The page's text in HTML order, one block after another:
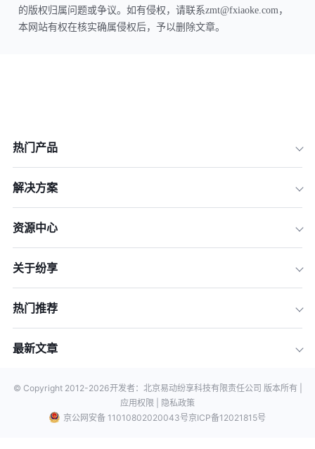
的版权归属问题或争议。如有侵权，请联系zmt@fxiaoke.com，
本网站有权在核实确属侵权后，予以删除文章。
热门产品
解决方案
资源中心
关于纷享
热门推荐
最新文章
© Copyright 2012-2026开发者：北京易动纷享科技有限责任公司 版本所有 |
应用权限 |
隐私政策
京公网安备 11010802020043号京ICP备12021815号